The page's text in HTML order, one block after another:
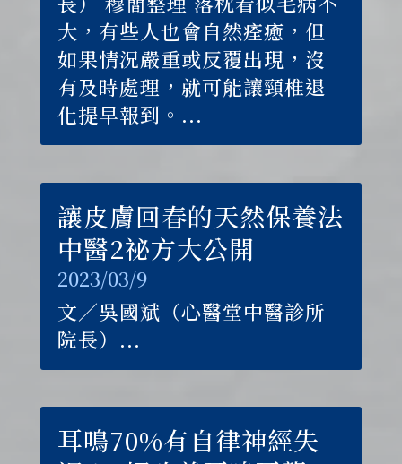
大，有些人也會自然痊癒，但
如果情況嚴重或反覆出現，沒
有及時處理，就可能讓頸椎退
化提早報到。...
讓皮膚回春的天然保養法
中醫2祕方大公開
2023/03/9
文／吳國斌（心醫堂中醫診所
院長）...
耳鳴70%有自律神經失